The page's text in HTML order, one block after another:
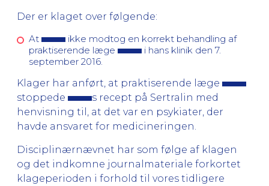
Der er klaget over følgende:
At
ikke modtog en korrekt behandling af
praktiserende læge
i hans klinik den 7.
september 2016.
Klager har anført, at praktiserende læge
stoppede
s recept på Sertralin med
henvisning til, at det var en psykiater, der
havde ansvaret for medicineringen.
Disciplinærnævnet har som følge af klagen
og det indkomne journalmateriale forkortet
klageperioden i forhold til vores tidligere